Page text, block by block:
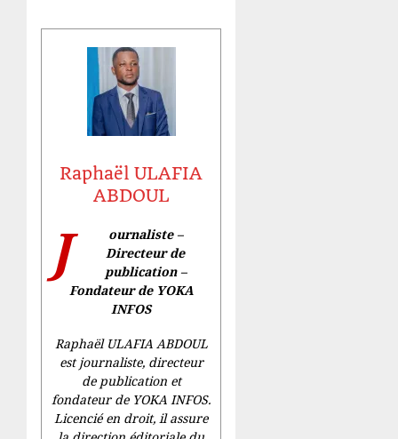
Raphaël ULAFIA
ABDOUL
J
ournaliste –
Directeur de
publication –
Fondateur de YOKA
INFOS
Raphaël ULAFIA ABDOUL
est journaliste, directeur
de publication et
fondateur de YOKA INFOS.
Licencié en droit, il assure